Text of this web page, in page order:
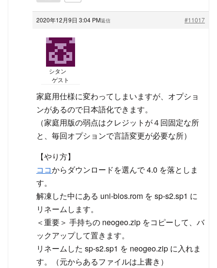
2020年12月9日 3:04 PM #11017
返信
シタン
ゲスト
家庭用仕様に変わってしまいますが、オプショ
ンがあるので日本語化できます。
（家庭用版の弱点はクレジットが４回固定な所
と、毎回オプションで言語変更が必要な所）
【やり方】
ココからダウンロードを選んで 4.0 を落としま
す。
解凍した中にある uni-bios.rom を sp-s2.sp1 に
リネームします。
＜重要＞ 手持ちの neogeo.zip をコピーして、バ
ックアップして置きます。
リネームした sp-s2.sp1 を neogeo.zip に入れま
す。（元からあるファイルは上書き）